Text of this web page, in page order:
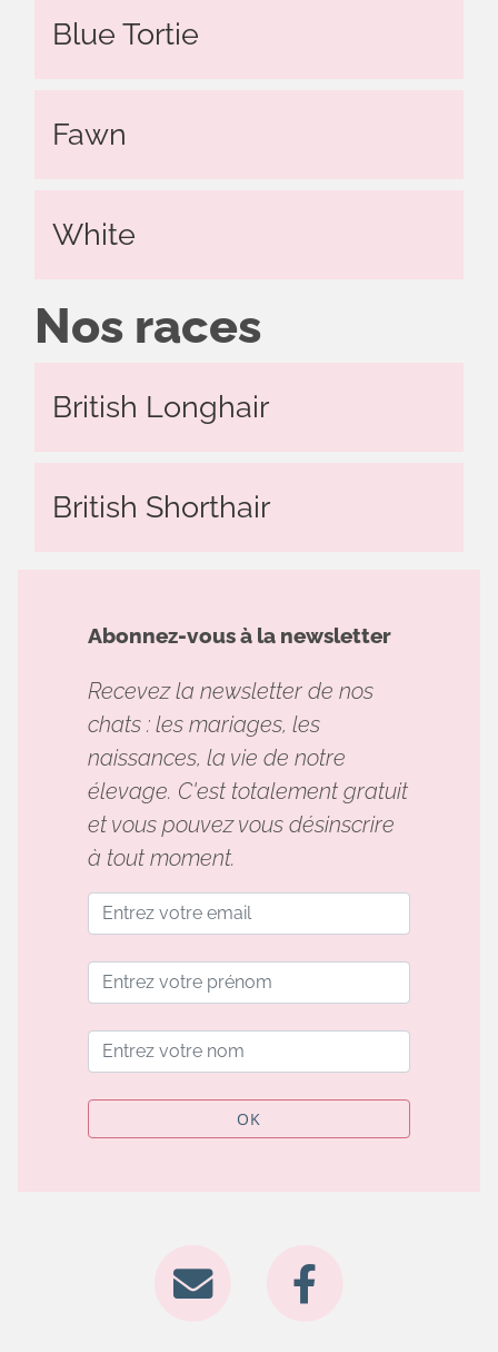
Blue Tortie
Fawn
White
Nos races
British Longhair
British Shorthair
Abonnez-vous à la newsletter
Recevez la newsletter de nos
chats : les mariages, les
naissances, la vie de notre
élevage. C'est totalement gratuit
et vous pouvez vous désinscrire
à tout moment.
OK